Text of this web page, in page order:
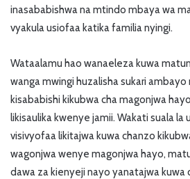
inasababishwa na mtindo mbaya wa
vyakula usiofaa katika familia nyingi.
Wataalamu hao wanaeleza kuwa
wanga mwingi huzalisha sukari
kisababishi kikubwa cha magonjwa
likisaulika kwenye jamii. Wakati suala la
visivyofaa likitajwa kuwa chanzo
wagonjwa wenye magonjwa hayo,
dawa za kienyeji nayo yanatajwa kuwa